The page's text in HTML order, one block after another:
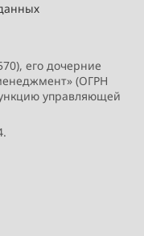
его дочерние
(ОГРН
управляющей